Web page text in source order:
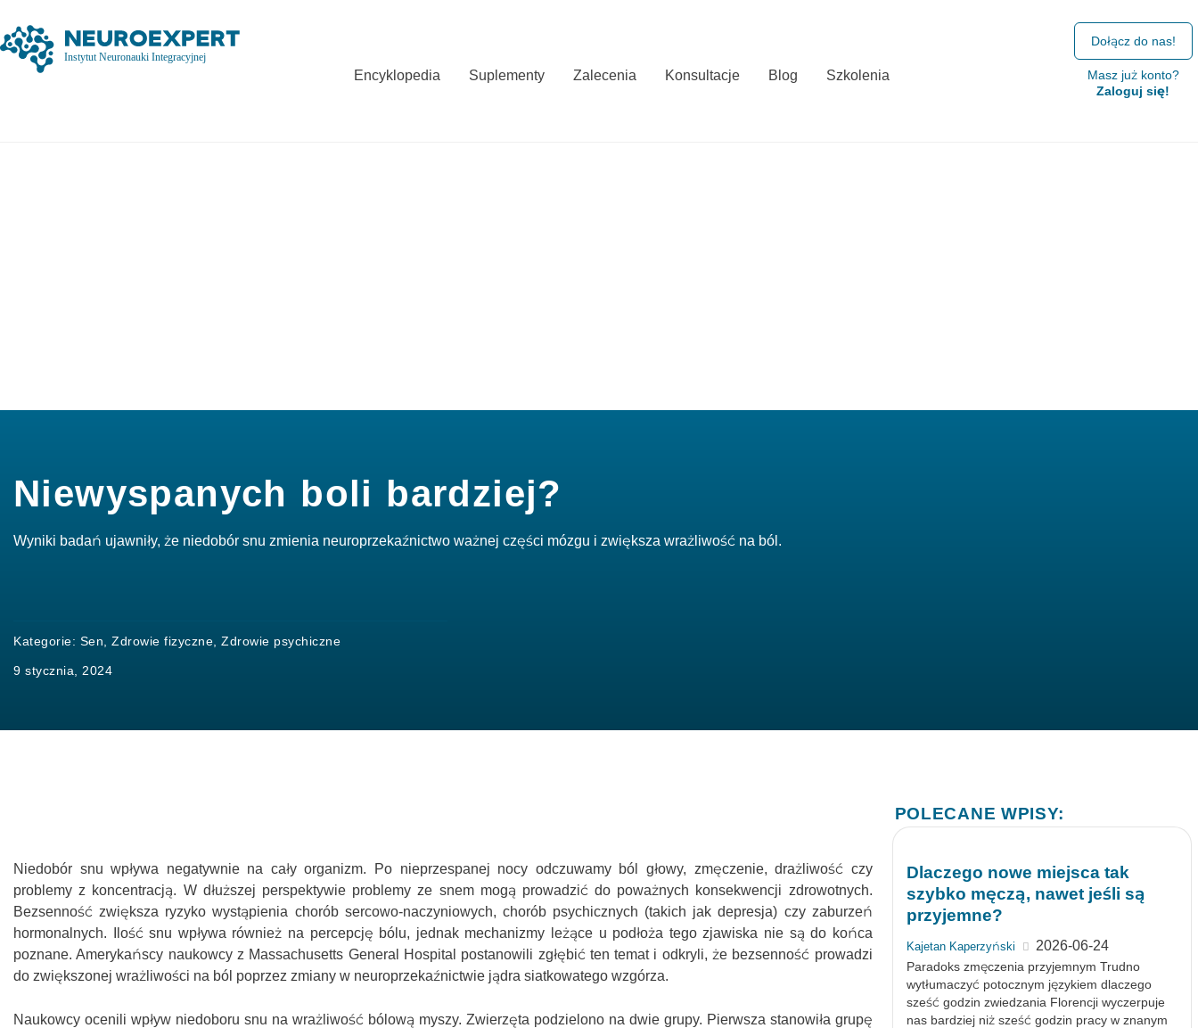
Encyklopedia Suplementy Zalecenia Konsultacje Blog Szkolenia
Dołącz do nas!
Masz już konto?
Zaloguj się!
Niewyspanych boli bardziej?
Wyniki badań ujawniły, że niedobór snu zmienia neuroprzekaźnictwo ważnej części mózgu i zwiększa wrażliwość na ból.
Kategorie: Sen Zdrowie fizyczne Zdrowie psychiczne
9 stycznia, 2024
Niedobór snu wpływa negatywnie na cały organizm. Po nieprzespanej nocy odczuwamy ból głowy, zmęczenie, drażliwość czy
problemy z koncentracją. W dłuższej perspektywie problemy ze snem mogą prowadzić do poważnych konsekwencji zdrowotnych.
Bezsenność zwiększa ryzyko wystąpienia chorób sercowo-naczyniowych, chorób psychicznych (takich jak depresja) czy zaburzeń
hormonalnych. Ilość snu wpływa również na percepcję bólu, jednak mechanizmy leżące u podłoża tego zjawiska nie są do końca
poznane. Amerykańscy naukowcy z Massachusetts General Hospital postanowili zgłębić ten temat i odkryli, że bezsenność prowadzi
do zwiększonej wrażliwości na ból poprzez zmiany w neuroprzekaźnictwie jądra siatkowatego wzgórza.
Naukowcy ocenili wpływ niedoboru snu na wrażliwość bólową myszy. Zwierzęta podzielono na dwie grupy. Pierwsza stanowiła grupę
POLECANE WPISY:
Dlaczego nowe miejsca tak
szybko męczą, nawet jeśli są
przyjemne?
Kajetan Kaperzyński 2026-06-24
Paradoks zmęczenia przyjemnym Trudno
wytłumaczyć potocznym językiem dlaczego
sześć godzin zwiedzania Florencji wyczerpuje
nas bardziej niż sześć godzin pracy w znanym